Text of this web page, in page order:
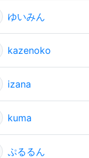
ゆいみん
kazenoko
izana
kuma
ぷるるん